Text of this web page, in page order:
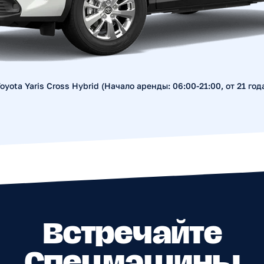
Yaris Cross Hybrid (Начало аренды: 06:00-21:00, от 21
Встречайте